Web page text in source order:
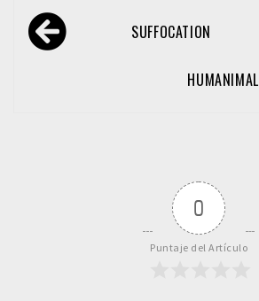
Navegación
de SUFFOCATION
HUMANIMAL
0
Puntaje del Artículo